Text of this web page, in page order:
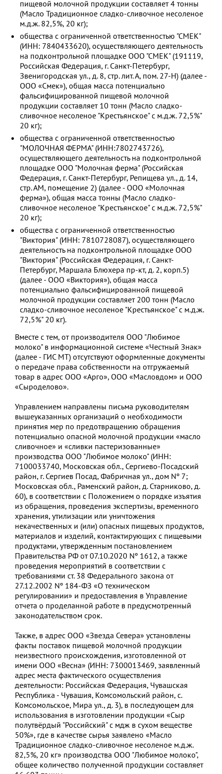
пищевой молочной продукции составляет 4 тонны
(Масло Традиционное сладко-сливочное несоленое
м.д.ж. 82,5%, 20 кг);
общества с ограниченной ответственностью "СМЕК"
(ИНН: 7840433620), осуществляющего деятельность
на подконтрольной площадке ООО "СМЕК" (191119,
Российская Федерация, г. Санкт-Петербург,
Звенигородская ул., д. 8, стр. лит. А, пом. 27-Н) (далее -
ООО «Смек»), общая масса потенциально
фальсифицированной пищевой молочной
продукции составляет 10 тонн (Масло сладко-
сливочное несоленое "Крестьянское" с м.д.ж. 72,5%"
20 кг);
общества с ограниченной ответственностью
"МОЛОЧНАЯ ФЕРМА" (ИНН:7802743726),
осуществляющего деятельность на подконтрольной
площадке ООО "Молочная ферма" (Российская
Федерация, г. Санкт-Петербург, Репищева ул., д. 14,
стр. АМ, помещение 2) (далее - ООО «Молочная
ферма»), общая масса тонны (Масло сладко-
сливочное несоленое "Крестьянское" с м.д.ж. 72,5%"
20 кг);
общества с ограниченной ответственностью
"Виктория" (ИНН: 7810728087), осуществляющего
деятельность на подконтрольной площадке ООО
"Виктория" (Российская Федерация, г. Санкт-
Петербург, Маршала Блюхера пр-кт, д. 2, корп.5)
(далее - ООО «Виктория»), общая масса
потенциально фальсифицированной пищевой
молочной продукции составляет 200 тонн (Масло
сладко-сливочное несоленое "Крестьянское" с м.д.ж.
72,5%" 20 кг).
Вместе с тем, от производителя ООО "Любимое
молоко" в информационной системе «Честный Знак»
(далее - ГИС МТ) отсутствуют оформленные документы
о передаче права собственности на отгружаемый
товар в адрес ООО «Арго», ООО «Масловдом» и ООО
«Сыроделово».
Управлением направлены письма руководителям
вышеуказанных организаций о необходимости
принятия мер по предотвращению обращения
потенциально опасной молочной продукции «масло
сливочное» и «сливки пастеризованные»
производства ООО "Любимое молоко" (ИНН:
7100033740, Московская обл., Сергиево-Посадский
район, г. Сергиев Посад, Фабричная ул., дом Nº 7;
Московская обл., Раменский район, д. Старниково, д.
60), в соответствии с Положением о порядке изъятия
из обращения, проведения экспертизы, временного
хранения, утилизации или уничтожения
некачественных и (или) опасных пищевых продуктов,
материалов и изделий, контактирующих с пищевыми
продуктами, утвержденным постановлением
Правительства РФ от 07.10.2020 Nº 1612, а также
проведения мероприятий в соответствии с
требованиями ст. 38 Федерального закона от
27.12.2002 Nº 184-ФЗ «О техническом
регулировании» и предоставления в Управление
отчета о проделанной работе в предусмотренный
законодательством срок.
Также, в адрес ООО «Звезда Севера» установлены
факты поставок пищевой молочной продукции
неизвестного происхождения, изготовленной от
имени ООО «Весна» (ИНН: 7300013469, заявленный
адрес места фактического осуществления
деятельности: Российская Федерация, Чувашская
Республика - Чувашия, Комсомольский район, с.
Комсомольское, Мира ул., д. 3), в последующем для
использования в изготовлении продукции «Сыр
полутвёрдый "Российский" с мдж в сухом веществе
50%», где в качестве сырья заявлено «Масло
Традиционное сладко-сливочное несоленое м.д.ж.
82,5%, 20 кг» производства ООО "Любимое молоко",
общее количество полученной продукции составляет